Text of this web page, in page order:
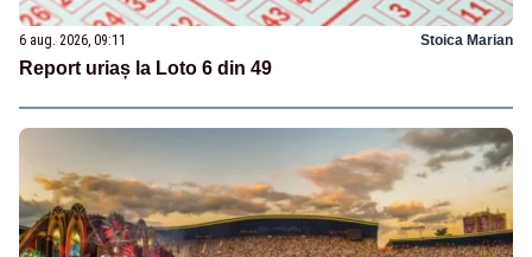
6 aug. 2026, 09:11 Stoica Marian
Report uriaș la Loto 6 din 49